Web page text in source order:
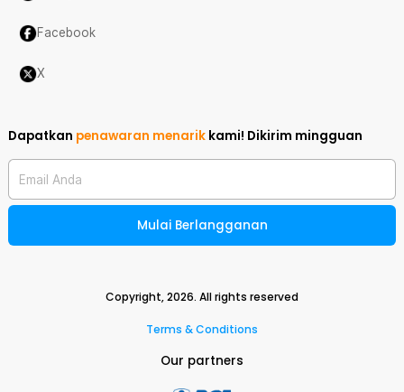
Facebook
X
Dapatkan penawaran menarik kami! Dikirim mingguan
Email Anda
Mulai Berlangganan
Copyright,2026. All rights reserved
Terms & Conditions
Our partners